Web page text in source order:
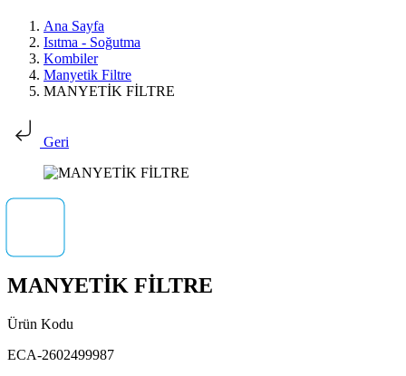
Ana Sayfa
Isıtma - Soğutma
Kombiler
Manyetik Filtre
MANYETİK FİLTRE
Geri
MANYETİK FİLTRE
Ürün Kodu
ECA-2602499987